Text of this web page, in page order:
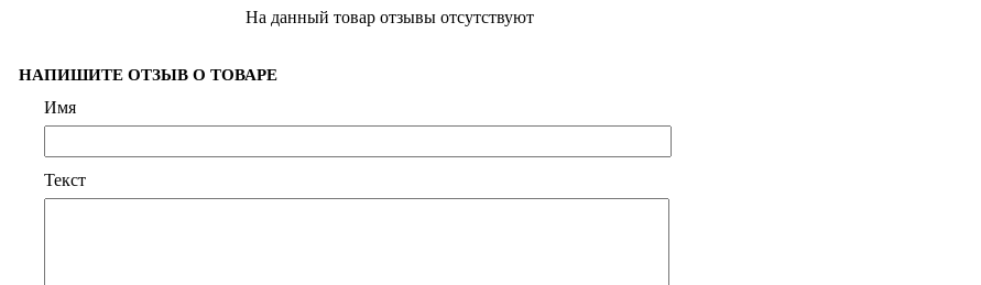
На данный товар отзывы отсутствуют
НАПИШИТЕ ОТЗЫВ О ТОВАРЕ
Имя
Текст